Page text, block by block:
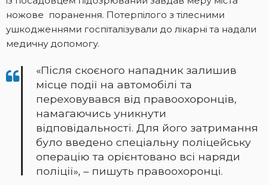
ножове поранення. Потерпілого з тілесними
ушкодженнями госпіталізували до лікарні та надали
медичну допомогу.
«Після скоєного нападник залишив
місце події на автомобілі та
переховувався від правоохоронців,
намагаючись уникнути
відповідальності. Для його затримання
було введено спеціальну поліцейську
операцію та орієнтовано всі наряди
поліції», – пишуть правоохоронці.